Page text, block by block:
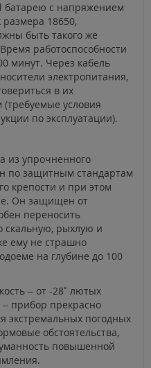
с напряжением
18650,
быть такого же
работоспособности
минут. Через кабель
электропитания,
в их
(требуемые условия
по эксплуатации).
из упрочненного
по защитным стандартам
крепости и при этом
Он защищен от
переносить
скальную, рыхлую и
ему не страшно
на глубине до 100
– от -28˚ лютых
– прибор прекрасно
экстремальных погодных
обстоятельства,
повышенной